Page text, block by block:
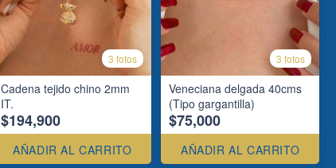
3 fotos
Cadena tejido chino 2mm
IT.
$194,900
AÑADIR AL CARRITO
3 fotos
Veneciana delgada 40cms
(Tipo gargantilla)
$75,000
AÑADIR AL CARRITO